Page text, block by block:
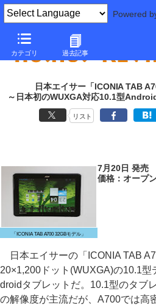
Powered
カテゴリ 過去記事
日本エイサー「ICONIA TAB
～日本初のWUXGA対応10.1型
リスト
「ICONIA TAB A700 32GBモデル」
7月20日 発売
価格：オープ
日本エイサーの「ICONIA TAB
20×1,200ドット(WUXGA)の10.1型
droidタブレットだ。10.1型のタブ
の解像度が主流だが、A700では高